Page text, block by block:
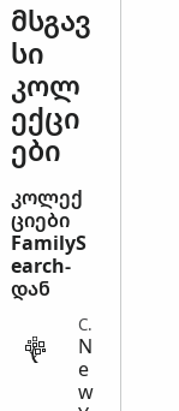
მსგავ
სი
კოლ
ექცი
ები
კოლექ
ციები
FamilyS
earch-
დან
CENSUS
N
e
w